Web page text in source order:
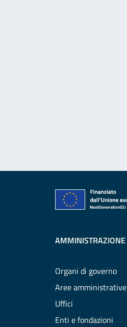
AMMINISTRAZIONE
Organi di governo
Aree amministrative
Uffici
Enti e fondazioni